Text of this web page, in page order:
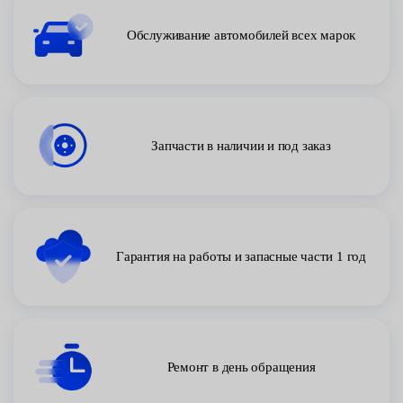
Обслуживание автомобилей всех марок
Запчасти в наличии и под заказ
Гарантия на работы и запасные части 1 год
Ремонт в день обращения